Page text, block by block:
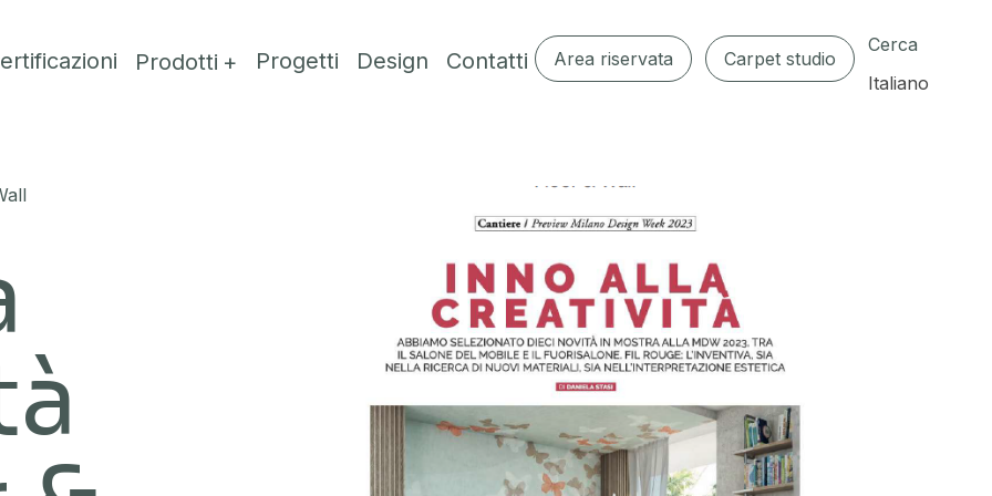
Prodotti Progetti Design Contatti Area riservata Carpet studio
Cerca
Italiano